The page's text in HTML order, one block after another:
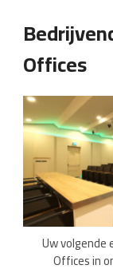
Offices
Uw volgende
Offices in